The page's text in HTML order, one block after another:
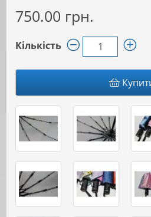
750.00 грн.
Кількість